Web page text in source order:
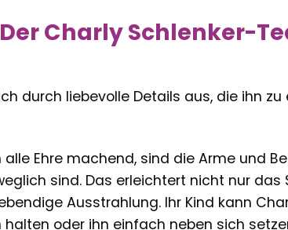
Charly Schlenker-
durch liebevolle Details aus, die ihn zu
alle Ehre machend, sind die Arme und
sind. Das erleichtert nicht nur das
Ausstrahlung. Ihr Kind kann
oder ihn einfach neben sich